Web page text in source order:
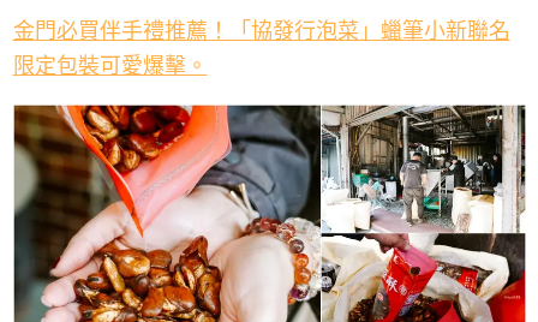
金門必買伴手禮推薦！「協發行泡菜」蠟筆小新聯名
限定包裝可愛爆擊。